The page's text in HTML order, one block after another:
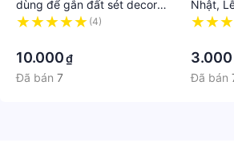
dùng để gắn đất sét decor
trang trí nhà cửa
(4)
10.000₫
Đã bán 7
Nhật,
Yêu in
3.000
Đã bán